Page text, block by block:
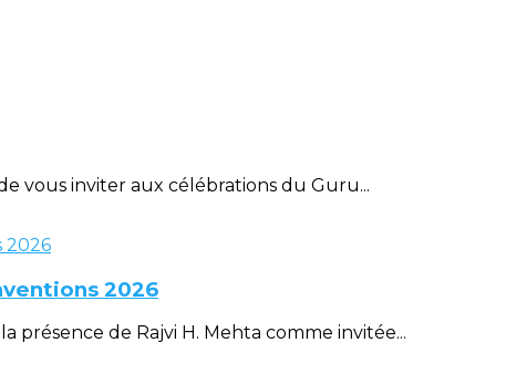
vous inviter aux célébrations du Guru...
2026
présence de Rajvi H. Mehta comme invitée...